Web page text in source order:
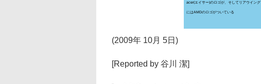
acer(エイサー)のロゴが、そしてリアウイング
にはAMDのロゴがついている
(2009年 10月 5日)
[Reported by 谷川 潔]